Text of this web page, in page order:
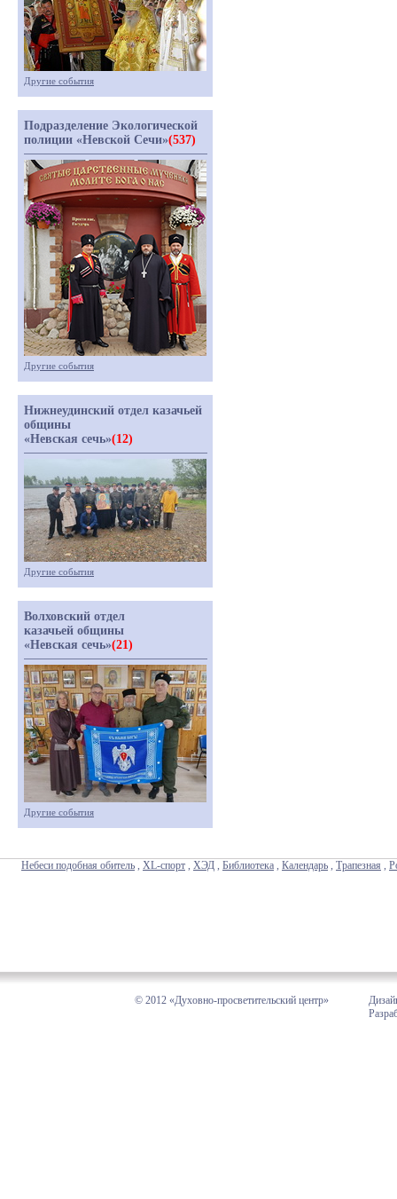
Другие события
Подразделение Экологической
полиции «Невской Сечи»(537)
Другие события
Нижнеудинский отдел казачьей
общины
«Невская сечь»(12)
Другие события
Волховский отдел
казачьей общины
«Невская сечь»(21)
Другие события
Небеси подобная обитель , XL-спорт , ХЭД , Библиотека , Календарь , Трапезная ,
© 2012 «Духовно-просветительский центр»